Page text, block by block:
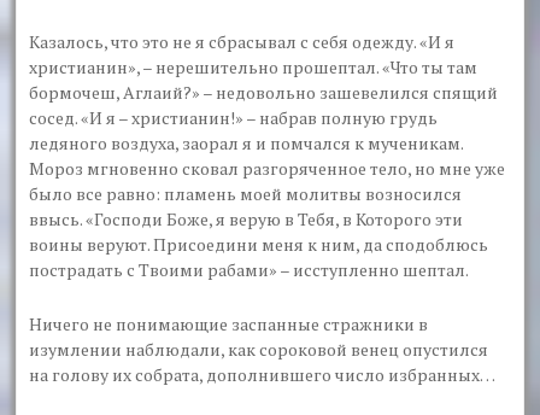
Казалось, что это не я сбрасывал с себя одежду. «И я
христианин», – нерешительно прошептал. «Что ты там
бормочеш, Аглаий?» – недовольно зашевелился спящий
сосед. «И я – христианин!» – набрав полную грудь
ледяного воздуха, заорал я и помчался к мученикам.
Мороз мгновенно сковал разгоряченное тело, но мне уже
было все равно: пламень моей молитвы возносился
ввысь. «Господи Боже, я верую в Тебя, в Которого эти
воины веруют. Присоедини меня к ним, да сподоблюсь
пострадать с Твоими рабами» – исступленно шептал.
Ничего не понимающие заспанные стражники в
изумлении наблюдали, как сороковой венец опустился
на голову их собрата, дополнившего число избранных…